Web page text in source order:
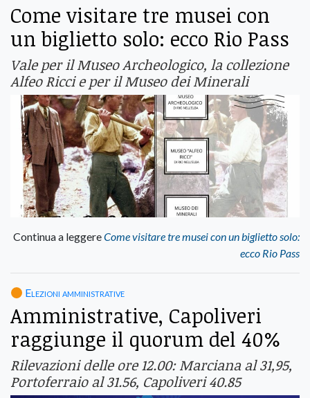
Come visitare tre musei con
un biglietto solo: ecco Rio Pass
Vale per il Museo Archeologico, la collezione
Alfeo Ricci e per il Museo dei Minerali
Continua a leggereCome visitare tre musei con un biglietto solo:
ecco Rio Pass
Elezioni amministrative
Amministrative, Capoliveri
raggiunge il quorum del 40%
Rilevazioni delle ore 12.00: Marciana al 31,95,
Portoferraio al 31.56, Capoliveri 40.85